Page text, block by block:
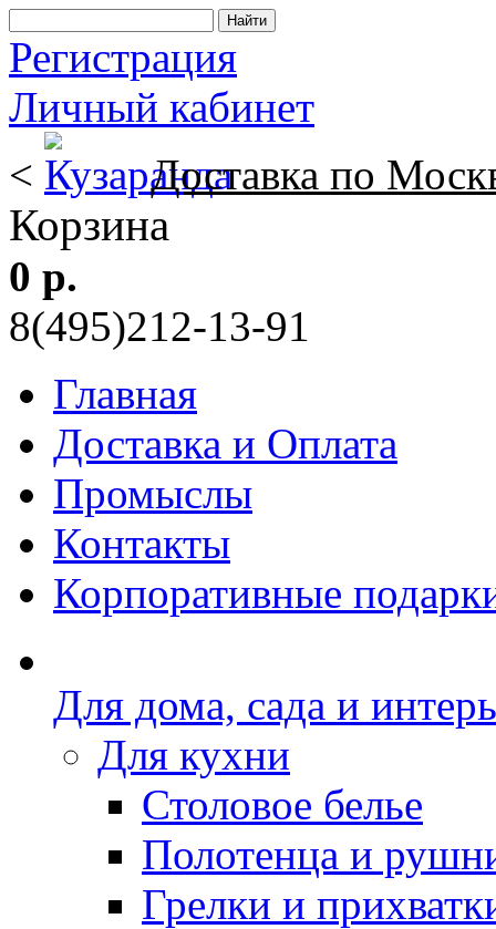
Регистрация
Личный кабинет
<
Доставка по
Корзина
0 р.
8(495)212-13-91
Главная
Доставка и Оплата
Промыслы
Контакты
Корпоративные
Для дома, сада и
Для кухни
Столовое белье
Полотенца и
Грелки и